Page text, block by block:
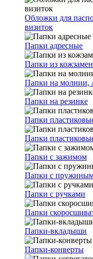
Обложки для
визиток
Папки адресные
Папки из
Папки на молнии,
Папки на резинке
Папки
Папки
Папки с зажимом
Папки с пружиным
Папки с ручками
Папки
Папки-вкладыши
Папки-конверты